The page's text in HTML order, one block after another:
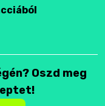
Oszd meg